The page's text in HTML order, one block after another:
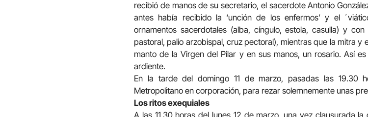
recibió de manos de su secretario, el sacerdote Antonio
antes había recibido la ‘unción de los enfermos’ y el
ornamentos sacerdotales (alba, cíngulo, estola, casulla) y
pastoral, palio arzobispal, cruz pectoral), mientras que la mitra y
manto de la Virgen del Pilar y en sus manos, un rosario. Así
ardiente.
En la tarde del domingo 11 de marzo, pasadas las 19.30
Metropolitano en corporación, para rezar solemnemente unas
Los ritos exequiales